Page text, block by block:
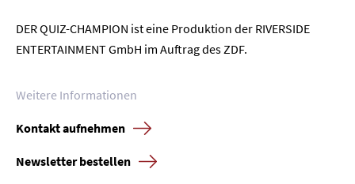
DER QUIZ-CHAMPION ist eine Produktion der RIVERSIDE
ENTERTAINMENT GmbH im Auftrag des ZDF.
Weitere Informationen
Kontakt aufnehmen
Newsletter bestellen
Presse
Karriere
Kontakt
Newsletter Datenschutz